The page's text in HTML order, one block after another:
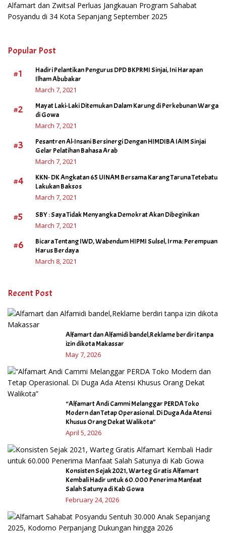
Alfamart dan Zwitsal Perluas Jangkauan Program Sahabat
Posyandu di 34 Kota Sepanjang September 2025
Popular Post
#1
Hadiri Pelantikan Pengurus DPD BKPRMI Sinjai, Ini Harapan
Ilham Abubakar
March 7, 2021
#2
Mayat Laki-Laki Ditemukan Dalam Karung di Perkebunan Warga
di Gowa
March 7, 2021
#3
Pesantren Al-Insani Bersinergi Dengan HIMDIBA IAIM Sinjai
Gelar Pelatihan Bahasa Arab
March 7, 2021
#4
KKN- DK Angkatan 65 UINAM Bersama Karang Taruna Tetebatu
Lakukan Baksos
March 7, 2021
#5 SBY : Saya Tidak Menyangka Demokrat Akan Dibeginikan
March 7, 2021
#6
Bicara Tentang IWD, Wabendum HIPMI Sulsel, Irma: Perempuan
Harus Berdaya
March 8, 2021
Recent Post
Alfamart dan Alfamidi bandel,Reklame berdiri tanpa
izin dikota Makassar
May 7, 2026
“Alfamart Andi Cammi Melanggar PERDA Toko
Modern dan Tetap Operasional. Di Duga Ada Atensi
Khusus Orang Dekat Walikota”
April 5, 2026
Konsisten Sejak 2021, Warteg Gratis Alfamart
Kembali Hadir untuk 60.000 Penerima Manfaat
Salah Satunya di Kab Gowa
February 24, 2026